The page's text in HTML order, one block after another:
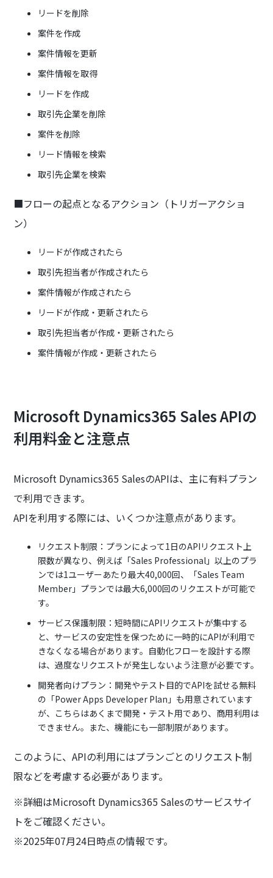
リードを削除
案件を作成
案件情報を更新
案件情報を取得
リードを作成
取引先企業を削除
案件を削除
リード情報を検索
取引先企業を検索
■フローの起点となるアクション（トリガーアクショ
ン）
リードが作成されたら
取引先担当者が作成されたら
案件情報が作成されたら
リードが作成・更新されたら
取引先担当者が作成・更新されたら
案件情報が作成・更新されたら
Microsoft Dynamics365 Sales APIの
利用料金と注意点
Microsoft Dynamics365 SalesのAPIは、主に有料プラン
で利用できます。
APIを利用する際には、いくつか注意点があります。
リクエスト制限：プランによって1日のAPIリクエスト上
限数が異なり、例えば「Sales Professional」以上のプラ
ンでは1ユーザーあたり最大40,000回、「Sales Team
Member」プランでは最大6,000回のリクエストが可能で
す。
サービス保護制限：短時間にAPIリクエストが集中する
と、サービスの安定性を保つために一時的にAPIが利用で
きなくなる場合があります。自動化フローを設計する際
は、過度なリクエストが発生しないよう注意が必要です。
開発者向けプラン：開発やテスト目的でAPIを試せる無料
の「Power Apps Developer Plan」も用意されています
が、こちらはあくまで開発・テスト用であり、商用利用は
できません。また、機能にも一部制限があります。
このように、APIの利用にはプランごとのリクエスト制
限などを考慮する必要があります。
※詳細はMicrosoft Dynamics365 Salesのサービスサイ
トをご確認ください。
※2025年07月24日時点の情報です。